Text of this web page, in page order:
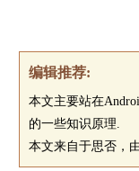
编辑推荐:
本文主要站在
的一些知识原理.
本文来自于思否，